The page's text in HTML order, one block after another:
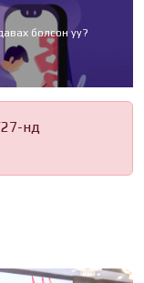
болсон уу?
нд